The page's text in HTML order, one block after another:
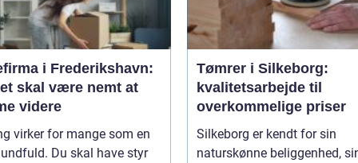
i Frederikshavn:
skal være nemt at
videre
virker for mange som en
Du skal have styr
Tømrer i Silkeborg:
kvalitetsarbejde til
overkommelige priser
Silkeborg er kendt for sin
naturskønne beliggenhed,